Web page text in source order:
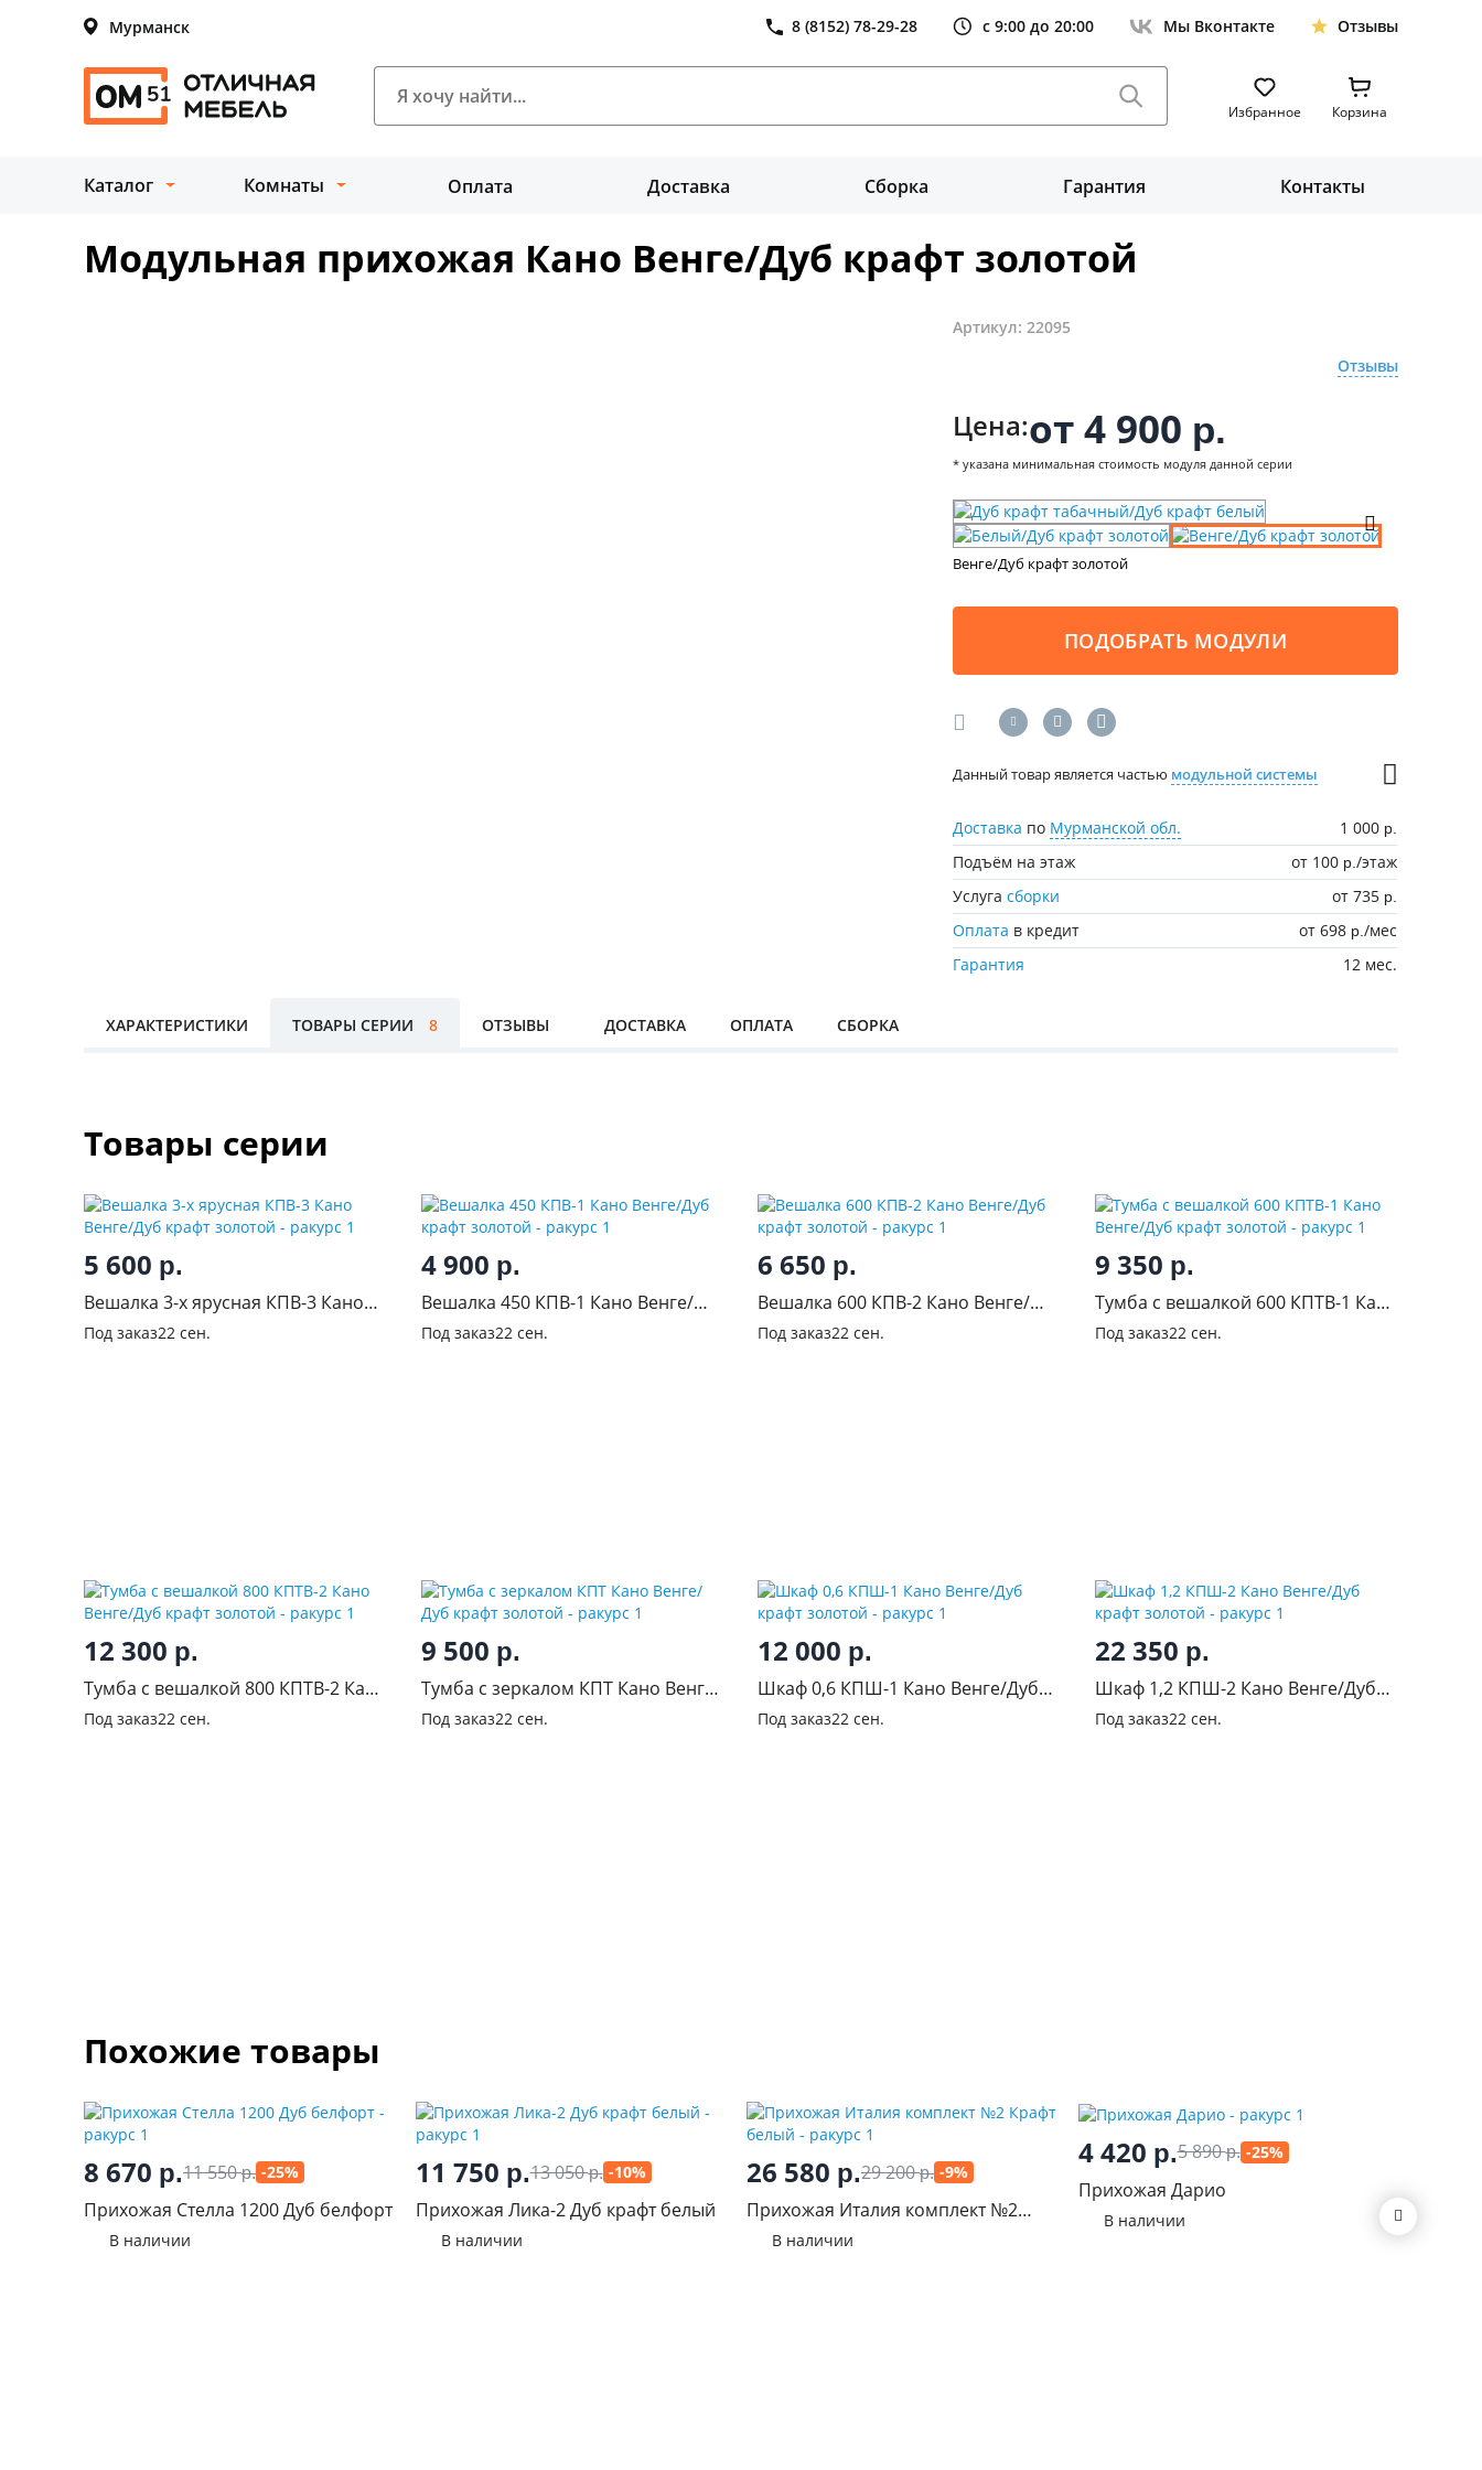
Мурманск 8 (8152) 78-29-28 с 9:00 до 20:00 Мы Вконтакте Отзывы
Избранное Корзина
Каталог Комнаты Оплата Доставка Сборка Гарантия Контакты
Модульная прихожая Кано Венге/Дуб крафт золотой
Артикул: 22095
Отзывы
Цена:от 4 900 р.
* указана минимальная стоимость модуля данной серии
Венге/Дуб крафт золотой
ПОДОБРАТЬ МОДУЛИ
Данный товар является частью модульной системы
Доставка по Мурманской обл. 1 000 р.
Подъём на этаж от 100 р./этаж
Услугасборки от 735 р.
Оплата в кредит от 698 р./мес
Гарантия
12 мес.
ХАРАКТЕРИСТИКИ ТОВАРЫ СЕРИИ 8 ОТЗЫВЫ ДОСТАВКА ОПЛАТА СБОРКА
Товары серии
5 600 р.
Вешалка 3-х ярусная КПВ-3 Кано
Венге/Дуб крафт золотой
Под заказ22 сен.
4 900 р.
Вешалка 450 КПВ-1 Кано Венге/
Дуб крафт золотой
Под заказ22 сен.
6 650 р.
Вешалка 600 КПВ-2 Кано Венге/
Дуб крафт золотой
Под заказ22 сен.
9 350 р.
Тумба с вешалкой 600 КПТВ-1 Кано
Венге/Дуб крафт золотой
Под заказ22 сен.
12 300 р.
Тумба с вешалкой 800 КПТВ-2 Кано
Венге/Дуб крафт золотой
Под заказ22 сен.
9 500 р.
Тумба с зеркалом КПТ Кано Венге/
Дуб крафт золотой
Под заказ22 сен.
12 000 р.
Шкаф 0,6 КПШ-1 Кано Венге/Дуб
крафт золотой
Под заказ22 сен.
22 350 р.
Шкаф 1,2 КПШ-2 Кано Венге/Дуб
крафт золотой
Под заказ22 сен.
Похожие товары
8 670 р.11 550р. -25%
Прихожая Стелла 1200 Дуб белфорт
В наличии
11 750 р.13 050р. -10%
Прихожая Лика-2 Дуб крафт белый
В наличии
26 580 р.29 200р. -9%
Прихожая Италия комплект №2
Крафт белый
В наличии
4 420 р.5 890р. -25%
Прихожая Дарио
В наличии